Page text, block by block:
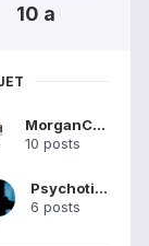
10 a
MorganCrozet
10 posts
Psychotiks
6 posts